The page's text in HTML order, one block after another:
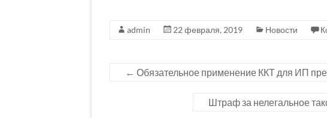
admin 22 февраля, 2019 Новости
← Обязательное применение ККТ для ИП
Штраф за нелегальное